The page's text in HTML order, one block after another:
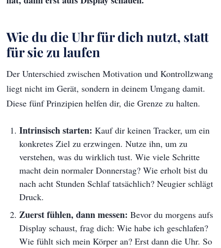
Wie du die Uhr für dich nutzt, statt
für sie zu laufen
Der Unterschied zwischen Motivation und Kontrollzwang
liegt nicht im Gerät, sondern in deinem Umgang damit.
Diese fünf Prinzipien helfen dir, die Grenze zu halten.
Intrinsisch starten: Kauf dir keinen Tracker, um ein
konkretes Ziel zu erzwingen. Nutze ihn, um zu
verstehen, was du wirklich tust. Wie viele Schritte
macht dein normaler Donnerstag? Wie erholt bist du
nach acht Stunden Schlaf tatsächlich? Neugier schlägt
Druck.
Zuerst fühlen, dann messen: Bevor du morgens aufs
Display schaust, frag dich: Wie habe ich geschlafen?
Wie fühlt sich mein Körper an? Erst dann die Uhr. So